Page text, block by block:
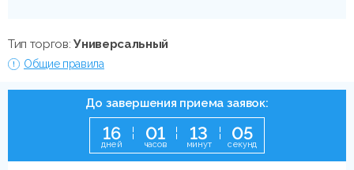
Тип торгов:Универсальный
Общие правила
До завершения приема заявок:
16
дней
01
часов
13
минут
05
секунд